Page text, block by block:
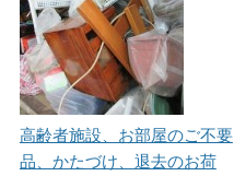
高齢者施設、お部屋のご不要
品、かたづけ、退去のお荷